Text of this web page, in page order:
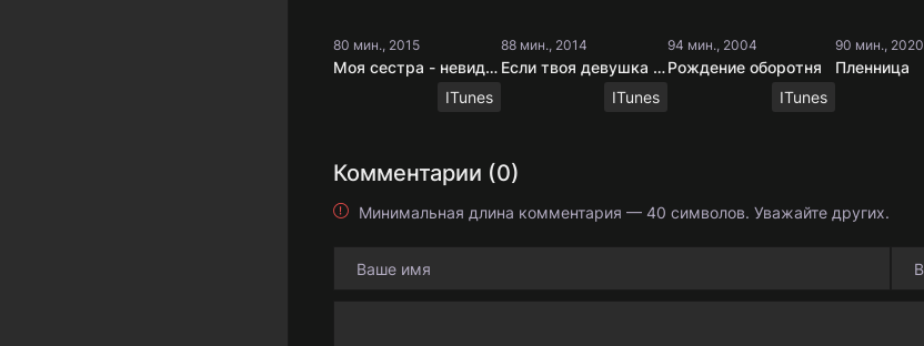
80 мин., 2015
Моя сестра - невидимка
ITunes
88 мин., 2014
Если твоя девушка - зомби
ITunes
94 мин., 2004
Рождение оборотня
ITunes
90 мин., 2020
Пленница
Комментарии (0)
Минимальная длина комментария — 40 символов. Уважайте других.